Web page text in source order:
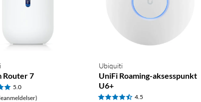
Router 7
5.0
Ubiquiti
UniFi Roaming-aksesspunkt
U6+
4.5